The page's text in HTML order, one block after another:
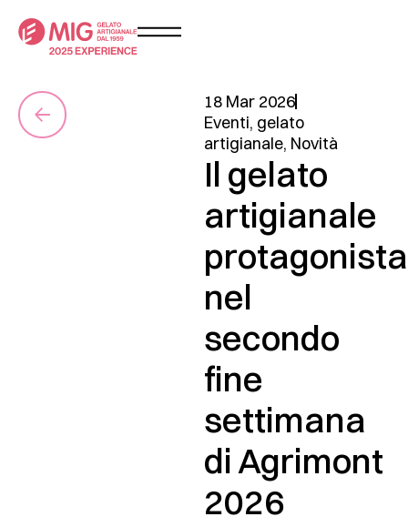
18 Mar 2026
Eventi, gelato
artigianale, Novità
Il gelato
artigianale
protagonista
nel
secondo
fine
settimana
di Agrimont
2026